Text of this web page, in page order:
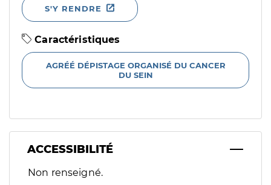
S'Y RENDRE
Caractéristiques
AGRÉÉ DÉPISTAGE ORGANISÉ DU CANCER
DU SEIN
ACCESSIBILITÉ
Filtres
Sélectionnez un ou plusieurs handicaps/besoins
Non renseigné.